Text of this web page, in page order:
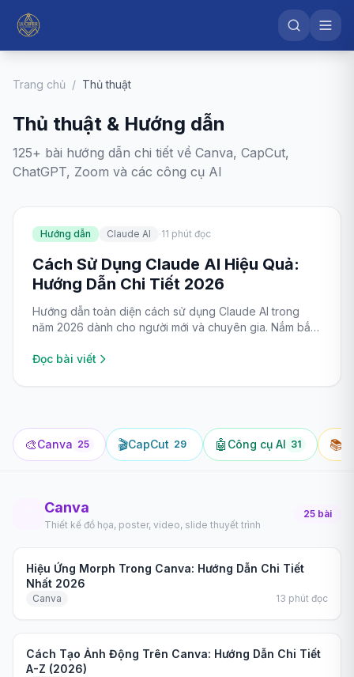
Trang chủ / Thủ thuật
Thủ thuật & Hướng dẫn
125+ bài hướng dẫn chi tiết về Canva, CapCut,
ChatGPT, Zoom và các công cụ AI
Hướng dẫn Claude AI ·11 phút đọc
Cách Sử Dụng Claude AI Hiệu Quả:
Hướng Dẫn Chi Tiết 2026
Hướng dẫn toàn diện cách sử dụng Claude AI trong
năm 2026 dành cho người mới và chuyên gia. Nắm bắt
dụng AI vào công việc thực tế.
Đọc bài viết
🎨Canva 25 🎬CapCut 29 🤖 Công cụ AI 31 📚
Canva
Thiết kế đồ họa, poster, video, slide thuyết trình
25 bài
Hướng dẫn
Hiệu Ứng Morph Trong Canva: Hướng Dẫn Chi Tiết
Nhất 2026
Canva 13 phút đọc
Hướng dẫn
Cách Tạo Ảnh Động Trên Canva: Hướng Dẫn Chi Tiết
A-Z (2026)